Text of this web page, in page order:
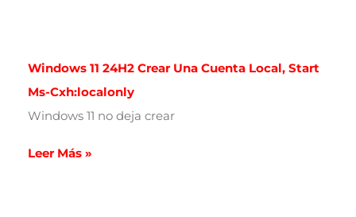
Windows 11 24H2 Crear Una Cuenta Local, Start
Ms-Cxh:localonly
Windows 11 no deja crear
Leer Más »